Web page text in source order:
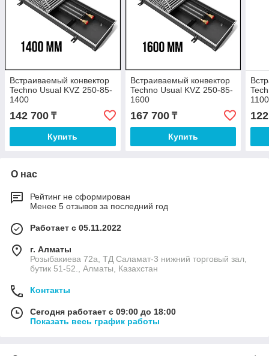
Встраиваемый конвектор
Techno Usual KVZ 250-85-
1400
142 700 ₸
Купить
Встраиваемый конвектор
Techno Usual KVZ 250-85-
1600
167 700₸
Купить
1100
О нас
Рейтинг не сформирован
Менее 5 отзывов за последний год
Работает с 05.11.2022
г. Алматы
Розыбакиева 72а, ТД Саламат-3 нижний торговый зал,
бутик 51-52., Алматы, Казахстан
Контакты
Сегодня работает с 09:00 до 18:00
Показать весь график работы